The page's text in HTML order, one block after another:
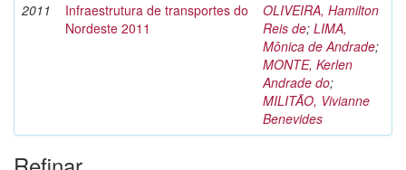
2011
Infraestrutura de transportes do
Nordeste 2011
OLIVEIRA, Hamilton
Reis de; LIMA,
Mônica de Andrade;
MONTE, Kerlen
Andrade do;
MILITÃO, Vivianne
Benevides